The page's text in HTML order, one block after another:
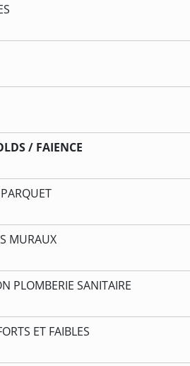
/ FAIENCE
MURAUX
PLOMBERIE SANITAIRE
ET FAIBLES